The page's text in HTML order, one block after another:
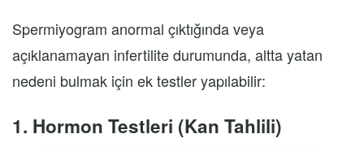
Spermiyogram anormal çıktığında veya
açıklanamayan infertilite durumunda, altta yatan
nedeni bulmak için ek testler yapılabilir:
1. Hormon Testleri (Kan Tahlili)